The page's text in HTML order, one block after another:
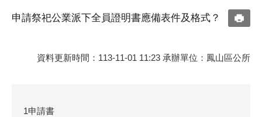
申請祭祀公業派下全員證明書應備表件及格式？
資料更新時間：113-11-01 11:23 承辦單位：鳳山區公所
1申請書